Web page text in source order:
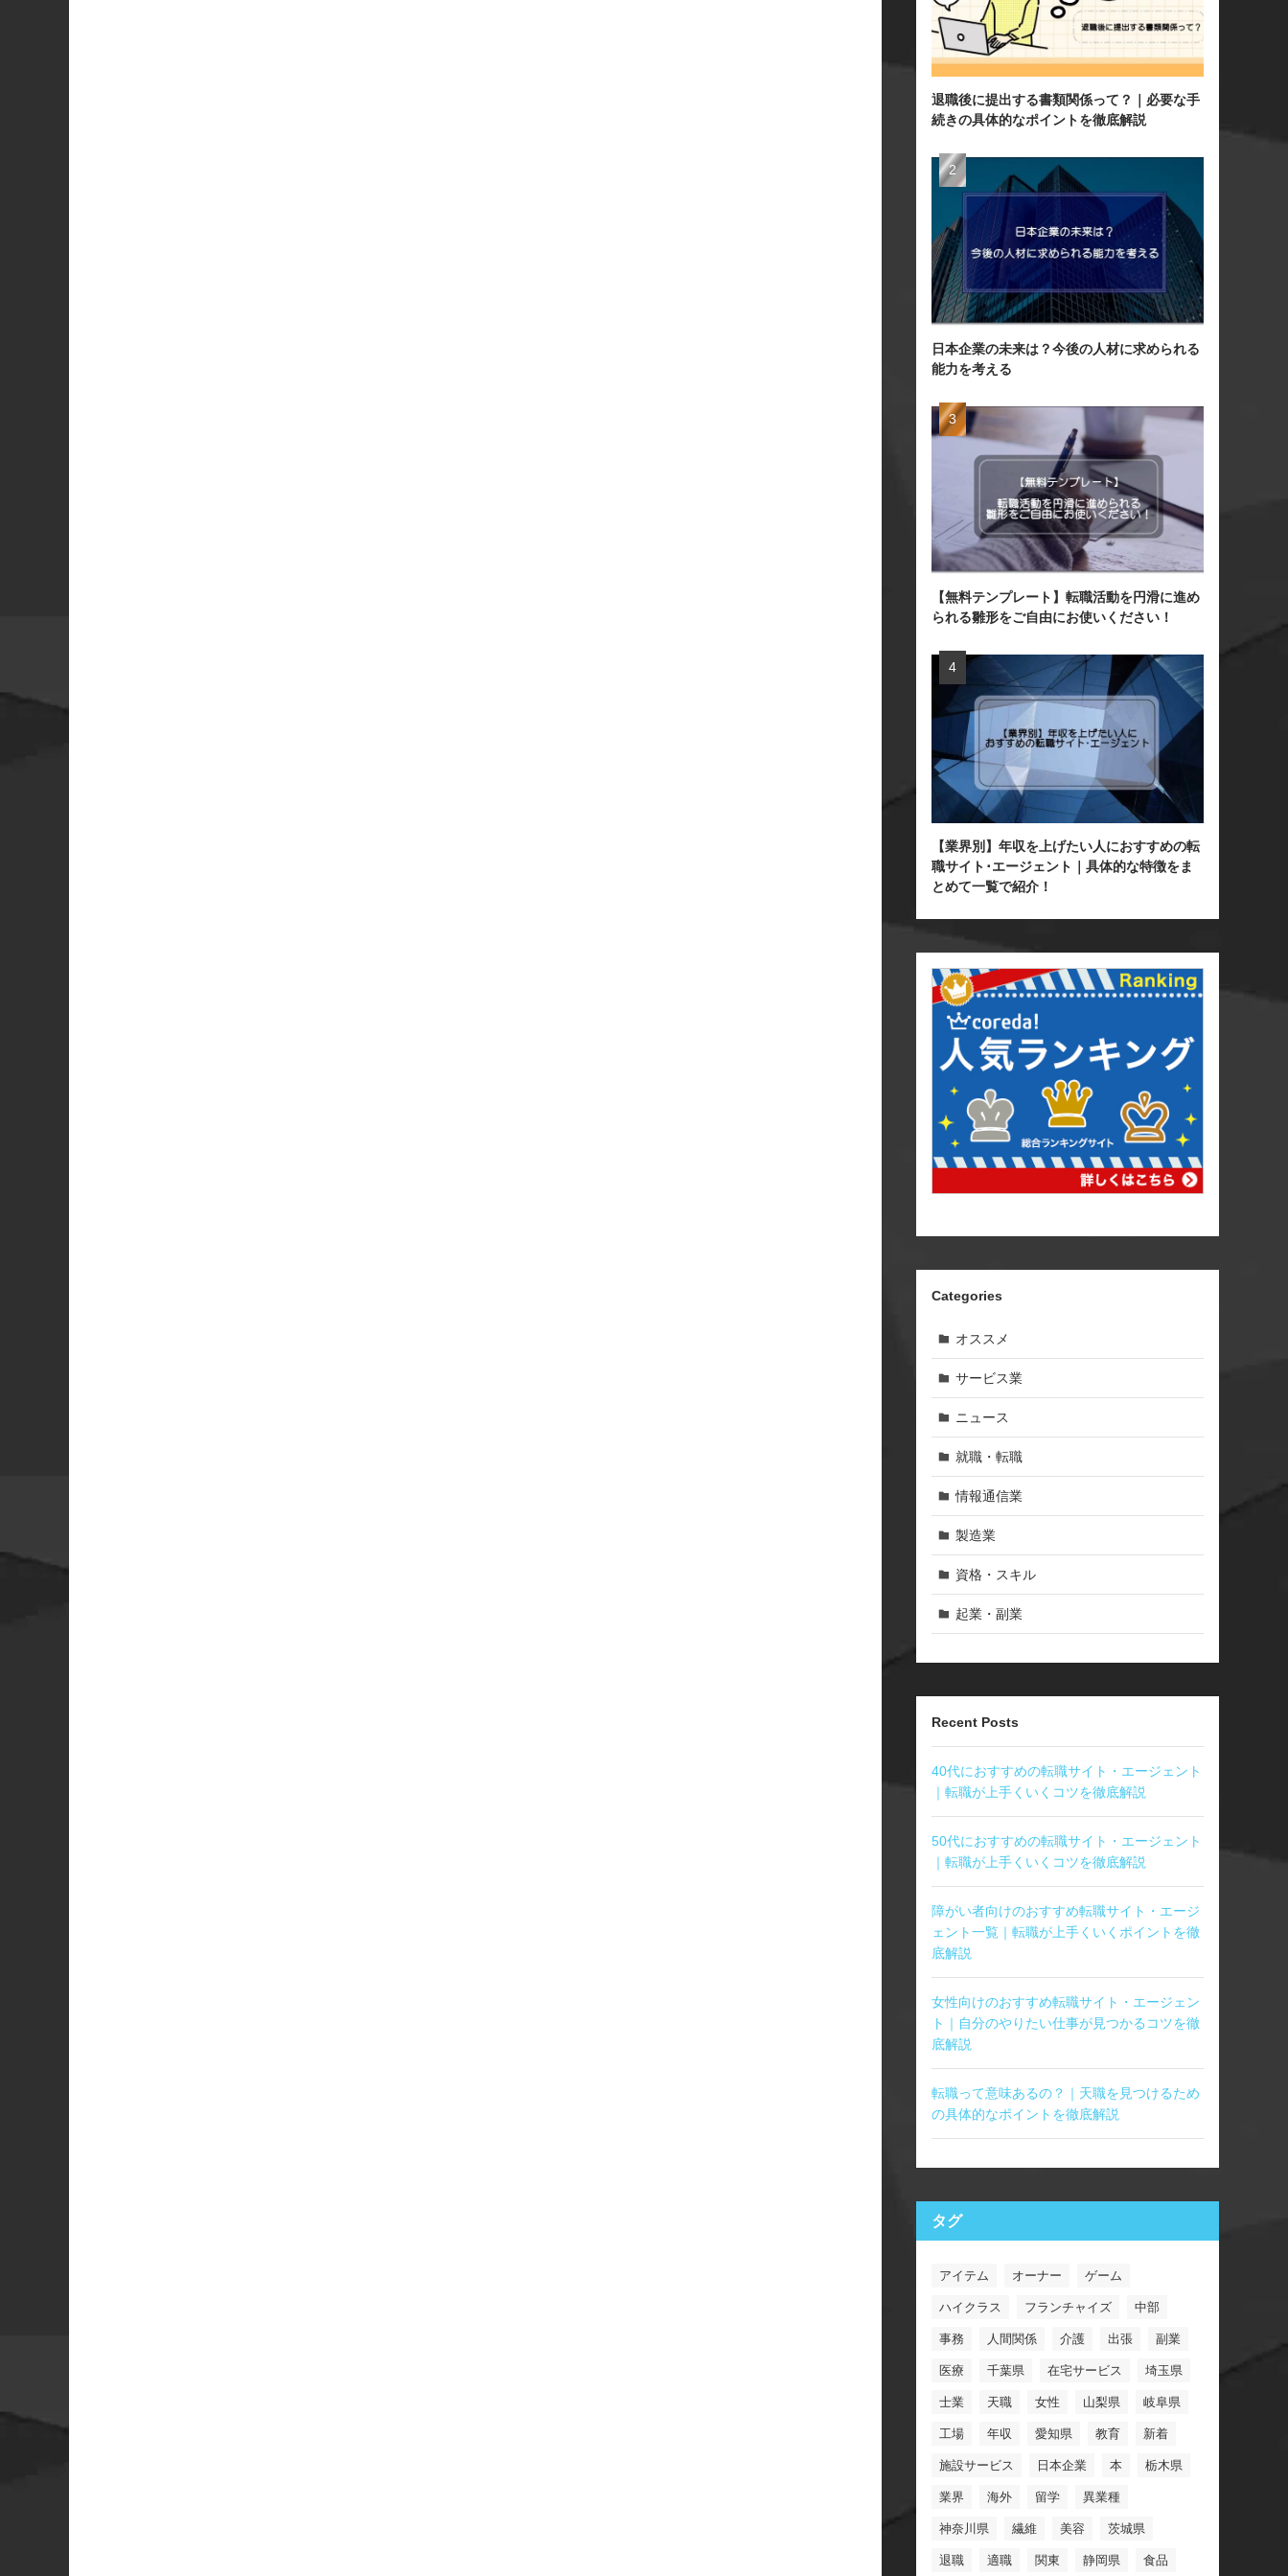
退職後に提出する書類関係って？｜必要な手
続きの具体的なポイントを徹底解説
日本企業の未来は？今後の人材に求められる
能力を考える
【無料テンプレート】転職活動を円滑に進め
られる雛形をご自由にお使いください！
【業界別】年収を上げたい人におすすめの転
職サイト･エージェント｜具体的な特徴をま
とめて一覧で紹介！
Categories
オススメ
サービス業
ニュース
就職・転職
情報通信業
製造業
資格・スキル
起業・副業
Recent Posts
40代におすすめの転職サイト・エージェント
｜転職が上手くいくコツを徹底解説
50代におすすめの転職サイト・エージェント
｜転職が上手くいくコツを徹底解説
障がい者向けのおすすめ転職サイト・エージ
ェント一覧｜転職が上手くいくポイントを徹
底解説
女性向けのおすすめ転職サイト・エージェン
ト｜自分のやりたい仕事が見つかるコツを徹
底解説
転職って意味あるの？｜天職を見つけるため
の具体的なポイントを徹底解説
タグ
アイテム オーナー ゲーム
ハイクラス フランチャイズ 中部
事務 人間関係 介護 出張 副業
医療 千葉県 在宅サービス 埼玉県
士業 天職 女性 山梨県 岐阜県
工場 年収 愛知県 教育 新着
施設サービス 日本企業 本 栃木県
業界 海外 留学 異業種
神奈川県 繊維 美容 茨城県
退職 適職 関東 静岡県 食品